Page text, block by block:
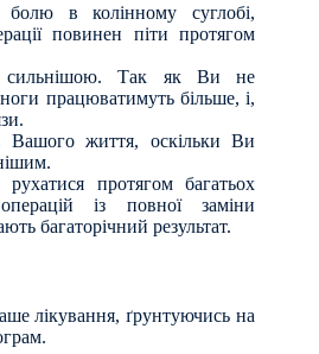
в колінному суглобі,
повинен піти протягом
сильнішою. Так як Ви не
ноги працюватимуть більше, і,
Вашого життя, оскільки Ви
протягом багатьох
із повної заміни
багаторічний результат.
лікування, ґрунтуючись на